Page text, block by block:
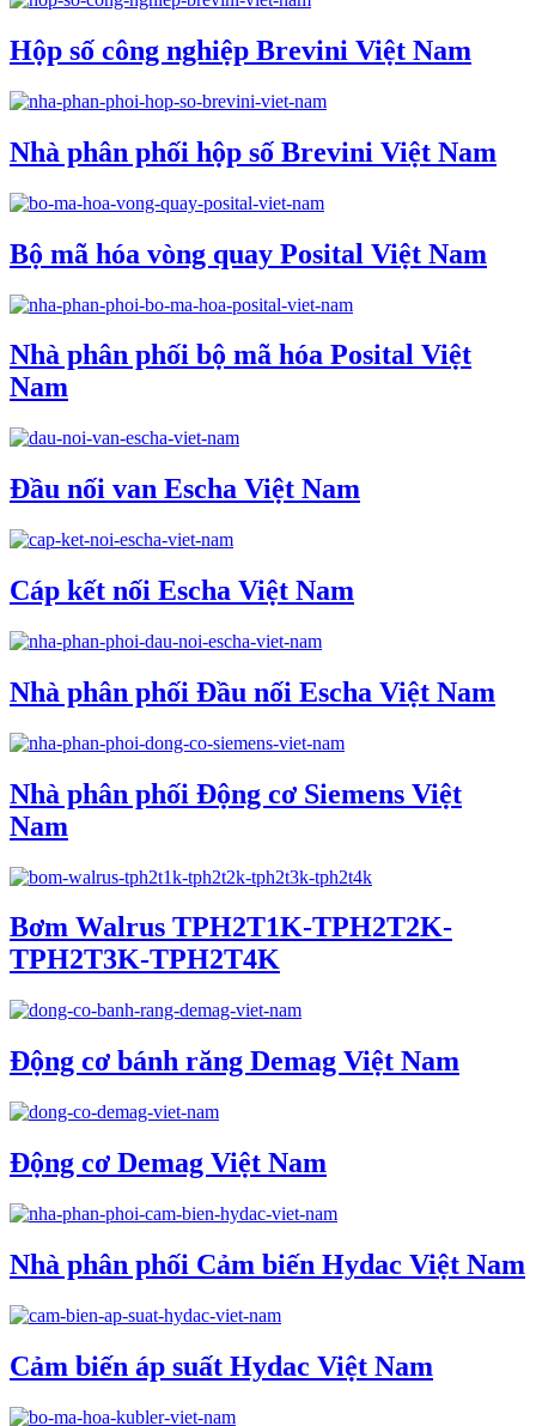
Hộp số công nghiệp Brevini Việt Nam
Nhà phân phối hộp số Brevini Việt Nam
Bộ mã hóa vòng quay Posital Việt Nam
Nhà phân phối bộ mã hóa Posital Việt
Nam
Đầu nối van Escha Việt Nam
Cáp kết nối Escha Việt Nam
Nhà phân phối Đầu nối Escha Việt Nam
Nhà phân phối Động cơ Siemens Việt
Nam
Bơm Walrus TPH2T1K-TPH2T2K-
TPH2T3K-TPH2T4K
Động cơ bánh răng Demag Việt Nam
Động cơ Demag Việt Nam
Nhà phân phối Cảm biến Hydac Việt Nam
Cảm biến áp suất Hydac Việt Nam